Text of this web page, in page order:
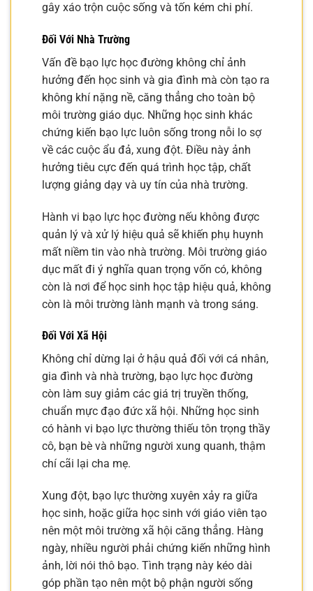
gây xáo trộn cuộc sống và tốn kém chi phí.
Đối Với Nhà Trường
Vấn đề bạo lực học đường không chỉ ảnh
hưởng đến học sinh và gia đình mà còn tạo ra
không khí nặng nề, căng thẳng cho toàn bộ
môi trường giáo dục. Những học sinh khác
chứng kiến bạo lực luôn sống trong nỗi lo sợ
về các cuộc ẩu đả, xung đột. Điều này ảnh
hưởng tiêu cực đến quá trình học tập, chất
lượng giảng dạy và uy tín của nhà trường.
Hành vi bạo lực học đường nếu không được
quản lý và xử lý hiệu quả sẽ khiến phụ huynh
mất niềm tin vào nhà trường. Môi trường giáo
dục mất đi ý nghĩa quan trọng vốn có, không
còn là nơi để học sinh học tập hiệu quả, không
còn là môi trường lành mạnh và trong sáng.
Đối Với Xã Hội
Không chỉ dừng lại ở hậu quả đối với cá nhân,
gia đình và nhà trường, bạo lực học đường
còn làm suy giảm các giá trị truyền thống,
chuẩn mực đạo đức xã hội. Những học sinh
có hành vi bạo lực thường thiếu tôn trọng thầy
cô, bạn bè và những người xung quanh, thậm
chí cãi lại cha mẹ.
Xung đột, bạo lực thường xuyên xảy ra giữa
học sinh, hoặc giữa học sinh với giáo viên tạo
nên một môi trường xã hội căng thẳng. Hàng
ngày, nhiều người phải chứng kiến những hình
ảnh, lời nói thô bạo. Tình trạng này kéo dài
góp phần tạo nên một bộ phận người sống